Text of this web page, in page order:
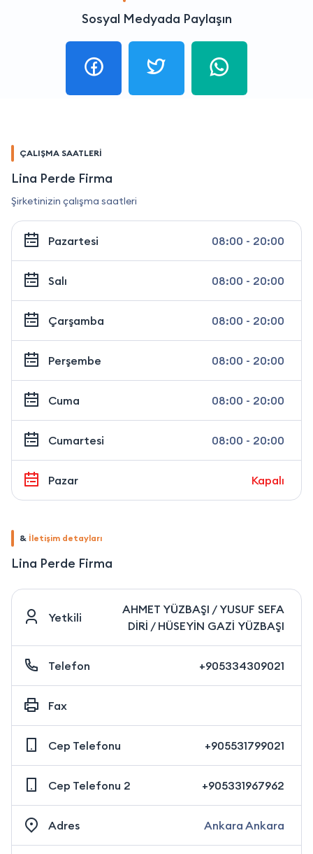
Sosyal Medyada Paylaşın
ÇALIŞMA SAATLERİ
Lina Perde Firma
Şirketinizin çalışma saatleri
Pazartesi 08:00 - 20:00
Salı 08:00 - 20:00
Çarşamba 08:00 - 20:00
Perşembe 08:00 - 20:00
Cuma 08:00 - 20:00
Cumartesi 08:00 - 20:00
Pazar Kapalı
& İletişim detayları
Lina Perde Firma
Yetkili
AHMET YÜZBAŞI / YUSUF SEFA
DİRİ / HÜSEYİN GAZİ YÜZBAŞI
Telefon +905334309021
Fax
Cep Telefonu +905531799021
Cep Telefonu 2 +905331967962
Adres Ankara Ankara